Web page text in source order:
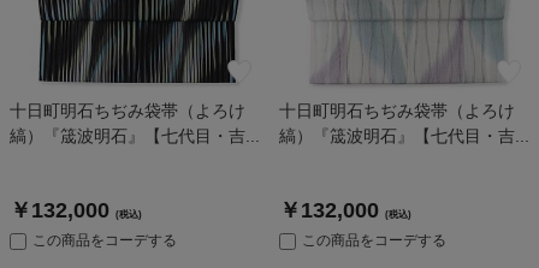
十日町明石ちぢみ袋帯（よろけ
縞）『筬波明石』【七代目・吉...
￥132,000 (税込)
この商品をコーデする
十日町明石ちぢみ袋帯（よろけ
縞）『筬波明石』【七代目・吉...
￥132,000 (税込)
この商品をコーデする